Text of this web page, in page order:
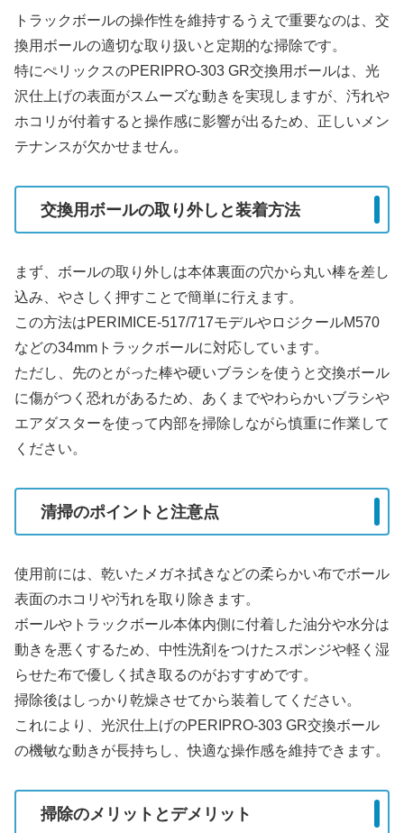
トラックボールの操作性を維持するうえで重要なのは、交
換用ボールの適切な取り扱いと定期的な掃除です。
特にぺリックスのPERIPRO-303 GR交換用ボールは、光
沢仕上げの表面がスムーズな動きを実現しますが、汚れや
ホコリが付着すると操作感に影響が出るため、正しいメン
テナンスが欠かせません。
交換用ボールの取り外しと装着方法
まず、ボールの取り外しは本体裏面の穴から丸い棒を差し
込み、やさしく押すことで簡単に行えます。
この方法はPERIMICE-517/717モデルやロジクールM570
などの34mmトラックボールに対応しています。
ただし、先のとがった棒や硬いブラシを使うと交換ボール
に傷がつく恐れがあるため、あくまでやわらかいブラシや
エアダスターを使って内部を掃除しながら慎重に作業して
ください。
清掃のポイントと注意点
使用前には、乾いたメガネ拭きなどの柔らかい布でボール
表面のホコリや汚れを取り除きます。
ボールやトラックボール本体内側に付着した油分や水分は
動きを悪くするため、中性洗剤をつけたスポンジや軽く湿
らせた布で優しく拭き取るのがおすすめです。
掃除後はしっかり乾燥させてから装着してください。
これにより、光沢仕上げのPERIPRO-303 GR交換ボール
の機敏な動きが長持ちし、快適な操作感を維持できます。
掃除のメリットとデメリット